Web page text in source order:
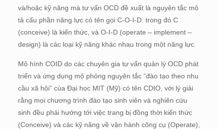
và/hoặc kỹ năng mà tư vấn OCD đề xuất là nguyên tắc mô
tả cấu phần năng lực có tên gọi C-O-I-D: trong đó C
(conceive) là kiến thức, và O-I-D (operate – implement –
design) là các loại kỹ năng khác nhau trong một năng lực.
Mô hình COID do các chuyên gia tư vấn quản lý OCD phát
triển và ứng dụng mô phỏng nguyên tắc “đào tạo theo nhu
cầu xã hội” của Đại học MIT (Mỹ) có tên CDIO, với lý giải
rằng mọi chương trình đào tạo sinh viên và nghiên cứu
sinh đều phải hướng tới việc trang bị đồng thời kiến thức
(Conceive) và các kỹ năng về vận hành công cụ (Operate),